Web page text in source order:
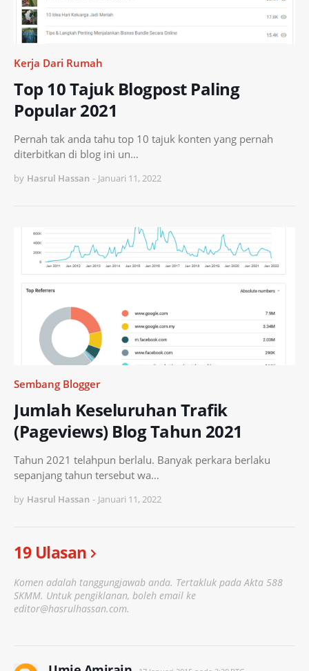
Kerja Dari Rumah
Top 10 Tajuk Blogpost Paling
Popular 2021
Pernah tak anda tahu top 10 tajuk konten yang pernah
diterbitkan di blog ini un…
by Hasrul Hassan - Januari 11, 2022
Sembang Blogger
Jumlah Keseluruhan Trafik
(Pageviews) Blog Tahun 2021
Tahun 2021 telahpun berlalu. Banyak perkara berlaku
sepanjang tahun tersebut wa…
by Hasrul Hassan - Januari 11, 2022
19 Ulasan
Komen adalah tanggungjawab anda. Tertakluk pada Akta 588
SKMM. Untuk pengiklanan, boleh email ke
editor@hasrulhassan.com.